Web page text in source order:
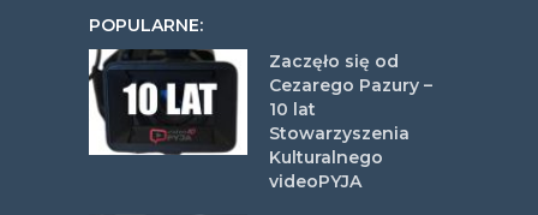
POPULARNE:
Zaczęło się od
Cezarego Pazury –
10 lat
Stowarzyszenia
Kulturalnego
videoPYJA